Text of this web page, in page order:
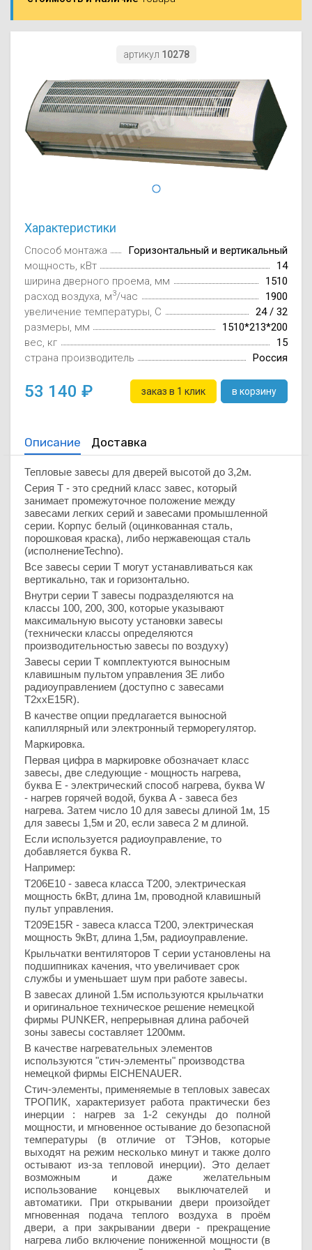
артикул 10278
Характеристики
Способ монтажа
Горизонтальный и вертикальный
мощность, кВт
14
ширина дверного проема, мм
1510
расход воздуха, м3/час
1900
увеличение температуры, C
24 / 32
размеры, мм
1510*213*200
вес, кг
15
страна производитель
Россия
53 140 заказ в 1 клик в корзину
Описание Доставка
Тепловые завесы для дверей высотой до 3,2м.
Серия Т - это средний класс завес, который
занимает промежуточное положение между
завесами легких серий и завесами промышленной
серии. Корпус белый (оцинкованная сталь,
порошковая краска), либо нержавеющая сталь
(исполнениеTechno).
Все завесы серии Т могут устанавливаться как
вертикально, так и горизонтально.
Внутри серии Т завесы подразделяются на
классы 100, 200, 300, которые указывают
максимальную высоту установки завесы
(технически классы определяются
производительностью завесы по воздуху)
Завесы серии Т комплектуются выносным
клавишным пультом управления 3Е либо
радиоуправлением (доступно с завесами
Т2ххЕ15R).
В качестве опции предлагается выносной
капиллярный или электронный терморегулятор.
Маркировка.
Первая цифра в маркировке обозначает класс
завесы, две следующие - мощность нагрева,
буква Е - электрический способ нагрева, буква W
- нагрев горячей водой, буква А - завеса без
нагрева. Затем число 10 для завесы длиной 1м, 15
для завесы 1,5м и 20, если завеса 2 м длиной.
Если используется радиоуправление, то
добавляется буква R.
Например:
Т206Е10 - завеса класса Т200, электрическая
мощность 6кВт, длина 1м, проводной клавишный
пульт управления.
Т209Е15R - завеса класса Т200, электрическая
мощность 9кВт, длина 1,5м, радиоуправление.
Крыльчатки вентиляторов Т серии установлены на
подшипниках качения, что увеличивает срок
службы и уменьшает шум при работе завесы.
В завесах длиной 1.5м используются крыльчатки
и оригинальное техническое решение немецкой
фирмы PUNKER, непрерывная длина рабочей
зоны завесы составляет 1200мм.
В качестве нагревательных элементов
используются "стич-элементы" производства
немецкой фирмы EICHENAUER.
Стич-элементы, применяемые в тепловых завесах
ТРОПИК, характеризует работа практически без
инерции : нагрев за 1-2 секунды до полной
мощности, и мгновенное остывание до безопасной
температуры (в отличие от ТЭНов, которые
выходят на режим несколько минут и также долго
остывают из-за тепловой инерции). Это делает
возможным и даже желательным
использование концевых выключателей и
автоматики. При открывании двери произойдет
мгновенная подача теплого воздуха в проём
двери, а при закрывании двери - прекращение
нагрева либо включение пониженной мощности (в
блоки (ККБ)
Чиллеры
Фанкойлы
Очистители и
воздуха
Осушители
Wi-Fi модуля
Водяные
(калориферы)
Электрокамины
Сушилки для
отработанном
Газонокосилки
Подметально-
техника